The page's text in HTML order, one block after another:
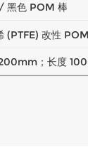
黑色 POM 棒
(PTFE) 改性
200mm；长度